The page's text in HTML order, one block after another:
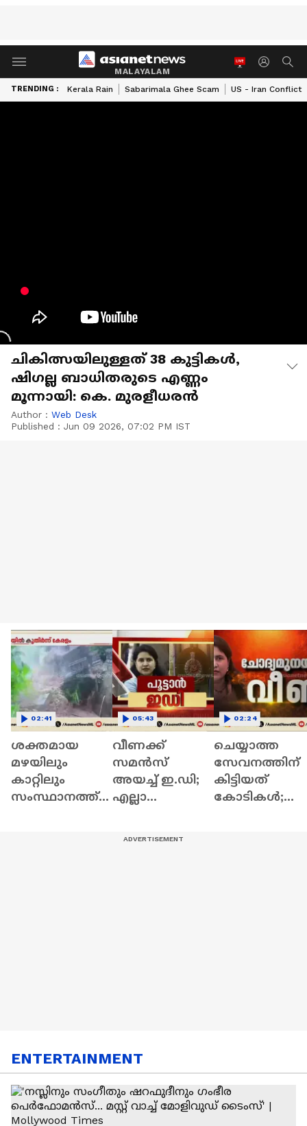
MALAYALAM
TRENDING : Kerala Rain Sabarimala Ghee Scam US - Iran Conflict
ചികിത്സയിലുള്ളത് 38 കുട്ടികൾ,
ഷിഗല്ല ബാധിതരുടെ എണ്ണം
മൂന്നായി: കെ. മുരളീധരൻ
Author : Web Desk
Published : Jun 09 2026, 07:02 PM IST
ശക്തമായ
മഴയിലും
കാറ്റിലും
സംസ്ഥാനത്ത്
02:41
വീണക്ക്
സമൻസ്
അയച്ച് ഇ.ഡി;
എല്ലാ
05:43
ചെയ്യാത്ത
സേവനത്തിന്
കിട്ടിയത്
കോടികൾ;
02:24
ENTERTAINMENT